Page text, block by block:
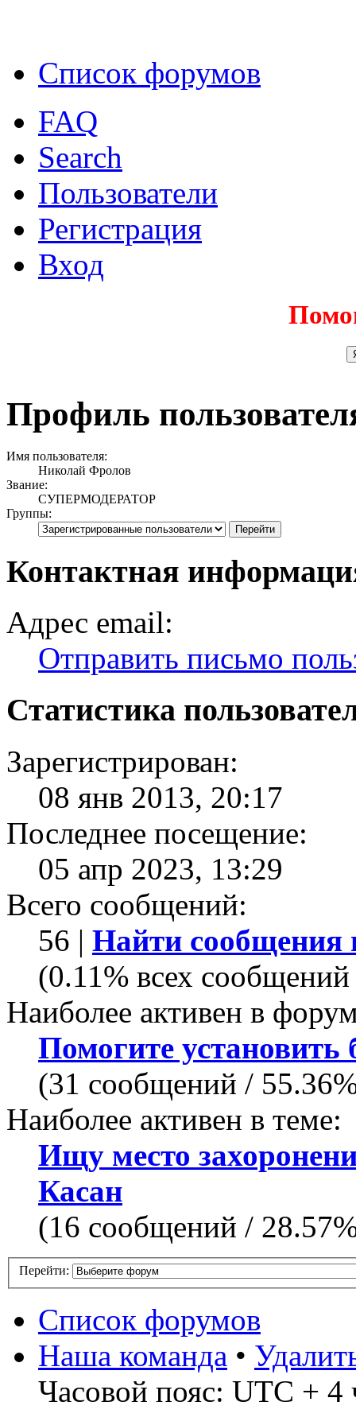
Список форумов
FAQ
Search
Пользователи
Регистрация
Вход
Профиль
Имя пользователя:
Николай Фролов
Звание:
СУПЕРМОДЕРАТОР
Группы:
Контактная
Адрес email:
Отправить письмо
Статистика
Зарегистрирован:
08 янв 2013, 20:17
Последнее посещение:
05 апр 2023, 13:29
Всего сообщений:
56 | Найти сообщения
(0.11% всех
Наиболее активен в
Помогите установить
(31 сообщений /
Наиболее активен в теме:
Ищу место
Касан
(16 сообщений /
Перейти:
Список форумов
Наша команда •
Часовой пояс: UTC + 4